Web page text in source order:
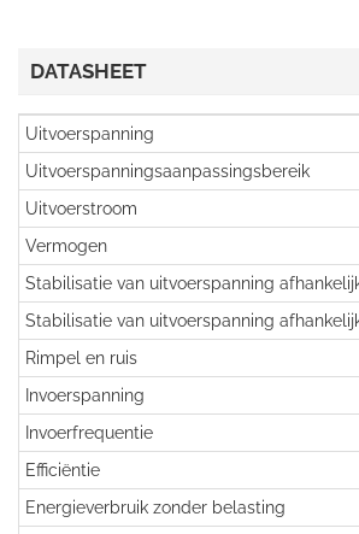
DATASHEET
Uitvoerspanning
Uitvoerspanningsaanpassingsbereik
Uitvoerstroom
Vermogen
Stabilisatie van uitvoerspanning
Stabilisatie van uitvoerspanning
Rimpel en ruis
Invoerspanning
Invoerfrequentie
Efficiëntie
Energieverbruik zonder belasting